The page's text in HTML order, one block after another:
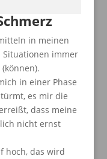
in meinen
Situationen immer
in einer Phase
es mir die
dass meine
nicht ernst
hoch, das wird